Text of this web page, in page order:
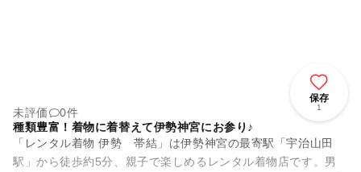
保存
1
未評価
0件
種類豊富！着物に着替えて伊勢神宮にお参り♪
「レンタル着物 伊勢 帯結」は伊勢神宮の最寄駅「宇治山田
駅」から徒歩約5分、親子で楽しめるレンタル着物店です。男